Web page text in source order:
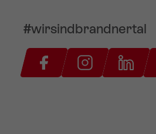
#wirsindbrandnertal